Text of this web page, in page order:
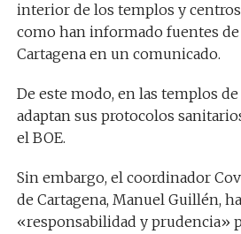
interior de los templos y
como han informado fuentes de
Cartagena en un comunicado.
De este modo, en las templos
adaptan sus protocolos
el BOE.
Sin embargo, el coordinador
de Cartagena, Manuel Guillén,
«responsabilidad y prudencia»